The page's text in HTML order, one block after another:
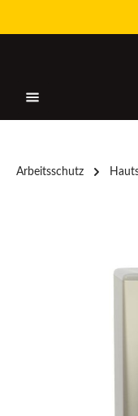
Arbeitsschutz